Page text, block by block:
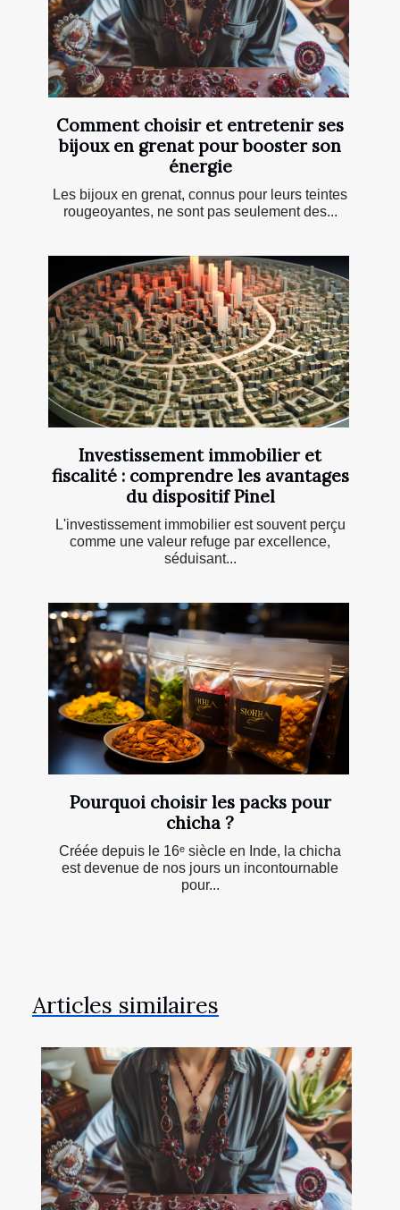
Comment choisir et entretenir ses
bijoux en grenat pour booster son
énergie
Les bijoux en grenat, connus pour leurs teintes
rougeoyantes, ne sont pas seulement des...
Investissement immobilier et
fiscalité : comprendre les avantages
du dispositif Pinel
L'investissement immobilier est souvent perçu
comme une valeur refuge par excellence,
séduisant...
Pourquoi choisir les packs pour
chicha ?
Créée depuis le 16ᵉ siècle en Inde, la chicha
est devenue de nos jours un incontournable
pour...
Articles similaires